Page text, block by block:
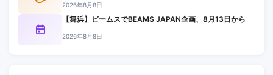
2026年8月8日
【舞浜】ビームスでBEAMS JAPAN企画、8月13日から
2026年8月8日